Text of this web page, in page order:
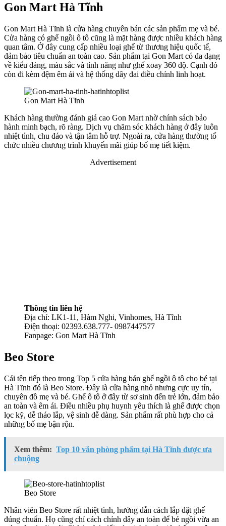
Gon Mart Hà Tĩnh
Gon Mart Hà Tĩnh là cửa hàng chuyên bán các sản phẩm mẹ và bé.
Cửa hàng có ghế ngồi ô tô cũng là mặt hàng được nhiều khách hàng
quan tâm. Ở đây cung cấp nhiều loại ghế từ thương hiệu quốc tế,
đảm bảo tiêu chuẩn an toàn cao. Sản phẩm tại Gon Mart có đa dạng
về kiểu dáng, màu sắc và tính năng như ghế xoay 360 độ. Cạnh đó
còn đi kèm đệm êm ái và hệ thống dây đai điều chỉnh linh hoạt.
Gon Mart Hà Tĩnh
Khách hàng thường đánh giá cao Gon Mart nhờ chính sách bảo
hành minh bạch, rõ ràng. Dịch vụ chăm sóc khách hàng ở đây luôn
nhiệt tình, chu đáo và tận tâm hỗ trợ. Ngoài ra, cửa hàng thường tổ
chức nhiều chương trình khuyến mãi giúp bố mẹ tiết kiệm.
Advertisement
Thông tin liên hệ
Địa chỉ: LK1-11, Hàm Nghi, Vinhomes, Hà Tĩnh
Điện thoại: 02393.638.777- 0987447577
Fanpage: Gon Mart Hà Tĩnh
Beo Store
Cái tên tiếp theo trong Top 5 cửa hàng bán ghế ngồi ô tô cho bé tại
Hà Tĩnh đó là Beo Store. Đây là cửa hàng nhỏ nhưng cực uy tín,
chuyên đồ mẹ và bé. Ghế ô tô ở đây từ sơ sinh đến trẻ lớn, đảm bảo
an toàn và êm ái. Điều nhiều phụ huynh yêu thích là ghế được chọn
lọc kỹ, dễ tháo lắp, vệ sinh dễ dàng. Sản phẩm rất phù hợp cho cả
những bố mẹ bận rộn.
Xem thêm: Top 10 văn phòng phẩm tại Hà Tĩnh được ưa
chuộng
Beo Store
Nhân viên Beo Store rất nhiệt tình, hướng dẫn cách lắp đặt ghế
đúng chuẩn. Họ cũng chỉ cách chỉnh dây an toàn để bé ngồi vừa an